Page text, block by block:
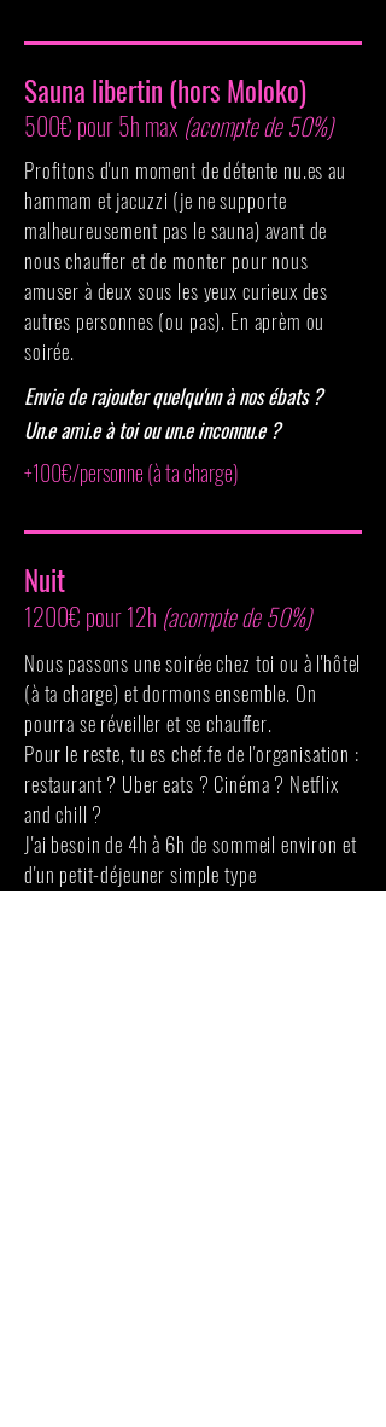
Sauna libertin (hors Moloko)
500€ pour 5h max (acompte de 50%)
Profitons d'un moment de détente nu.es au
hammam et jacuzzi (je ne supporte
malheureusement pas le sauna) avant de
nous chauffer et de monter pour nous
amuser à deux sous les yeux curieux des
autres personnes (ou pas). En aprèm ou
soirée.
Envie de rajouter quelqu'un à nos ébats ?
Un.e ami.e à toi ou un.e inconnu.e ?
+100€/personne (à ta charge)
Nuit
1200€ pour 12h (acompte de 50%)
Nous passons une soirée chez toi ou à l'hôtel
(à ta charge) et dormons ensemble. On
pourra se réveiller et se chauffer.
Pour le reste, tu es chef.fe de l'organisation :
restaurant ? Uber eats ? Cinéma ? Netflix
and chill ?
J'ai besoin de 4h à 6h de sommeil environ et
d'un petit-déjeuner simple type